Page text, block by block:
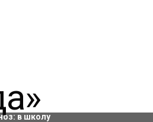
в школу